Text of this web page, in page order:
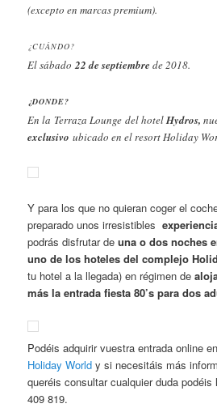
(excepto en marcas premium).
¿CUÁNDO?
El sábado 22 de septiembre de 2018.
¿DONDE?
En la Terraza Lounge del hotelHydros,
exclusivoubicado en el resort Holiday
Y para los que no quieran coger el
preparado unos irresistibles
podrás disfrutar deuna o dos noches
uno de los hoteles del complejo
tu hotel a la llegada) en régimen de
más la entrada fiesta 80’s para dos
Podéis adquirir vuestra entrada online
Holiday World y si necesitáis más
queréis consultar cualquier duda podéis
409 819.